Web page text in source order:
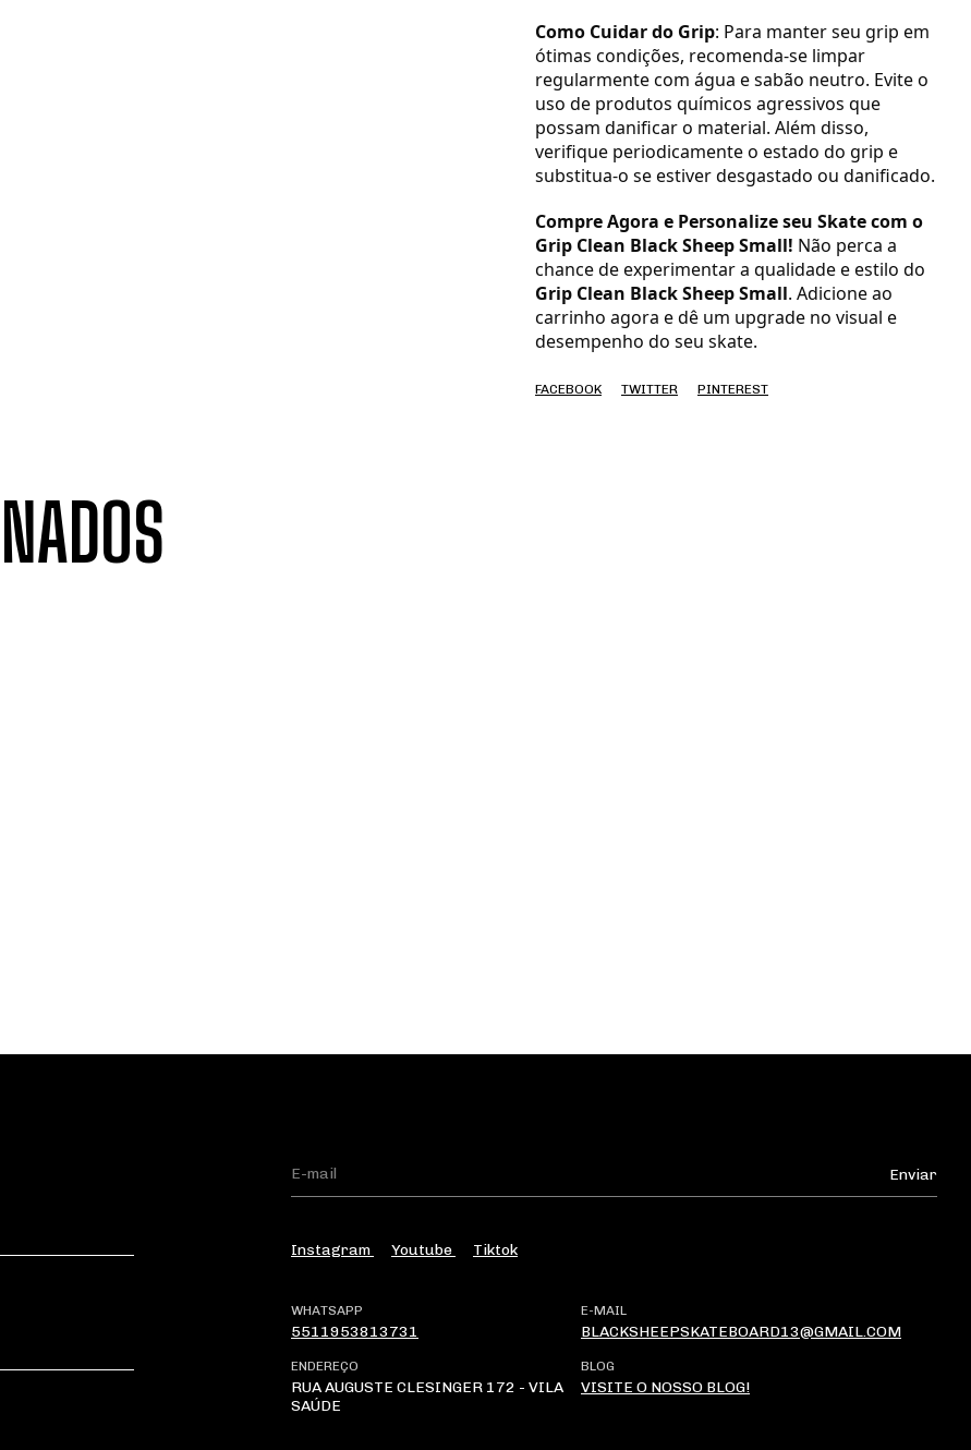
Como Cuidar do Grip: Para manter seu grip em
ótimas condições, recomenda-se limpar
regularmente com água e sabão neutro. Evite o
uso de produtos químicos agressivos que
possam danificar o material. Além disso,
verifique periodicamente o estado do grip e
substitua-o se estiver desgastado ou danificado.
Compre Agora e Personalize seu Skate com o
Grip Clean Black Sheep Small! Não perca a
chance de experimentar a qualidade e estilo do
Grip Clean Black Sheep Small. Adicione ao
carrinho agora e dê um upgrade no visual e
desempenho do seu skate.
FACEBOOK TWITTER PINTEREST
Instagram Youtube Tiktok
WHATSAPP
5511953813731
E-MAIL
BLACKSHEEPSKATEBOARD13@GMAIL.COM
ENDEREÇO
RUA AUGUSTE CLESINGER 172 - VILA
SAÚDE
BLOG
VISITE O NOSSO BLOG!